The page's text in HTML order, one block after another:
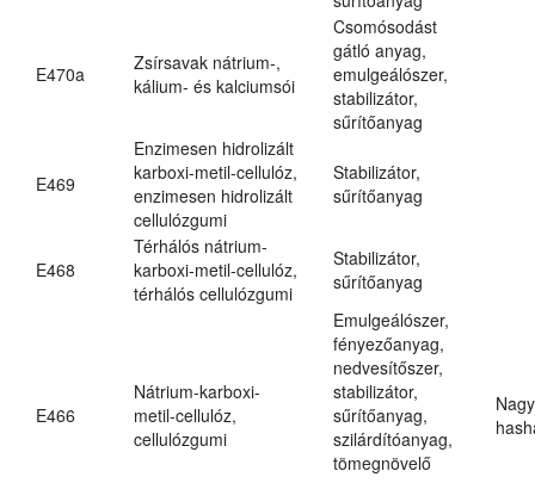
E470a
Zsírsavak nátrium-,
kálium- és kalciumsói
Csomósodást
gátló anyag,
emulgeálószer,
stabilizátor,
sűrítőanyag
E469
Enzimesen hidrolizált
karboxi-metil-cellulóz,
enzimesen hidrolizált
cellulózgumi
Stabilizátor,
sűrítőanyag
E468
Térhálós nátrium-
karboxi-metil-cellulóz,
térhálós cellulózgumi
Stabilizátor,
sűrítőanyag
E466
Nátrium-karboxi-
metil-cellulóz,
cellulózgumi
Emulgeálószer,
fényezőanyag,
nedvesítőszer,
stabilizátor,
sűrítőanyag,
szilárdítóanyag,
tömegnövelő